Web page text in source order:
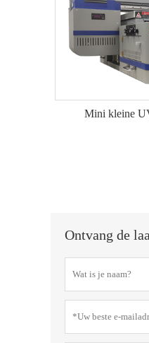
Mini kleine
Ontvang de